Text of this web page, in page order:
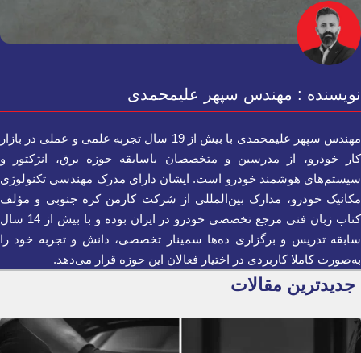
نویسنده : مهندس سپهر علیمحمدی
مهندس سپهر علیمحمدی با بیش از 19 سال تجربه علمی و عملی در بازار
کار خودرو، از مدرسین و متخصصان باسابقه حوزه برق، انژکتور و
سیستم‌های هوشمند خودرو است. ایشان دارای مدرک مهندسی تکنولوژی
مکانیک خودرو، مدارک بین‌المللی از شرکت کارمن کره جنوبی و مؤلف
کتاب زبان فنی مرجع تخصصی خودرو در ایران بوده و با بیش از 14 سال
سابقه تدریس و برگزاری ده‌ها سمینار تخصصی، دانش و تجربه خود را
به‌صورت کاملا کاربردی در اختیار فعالان این حوزه قرار می‌دهد.
جدیدترین مقالات